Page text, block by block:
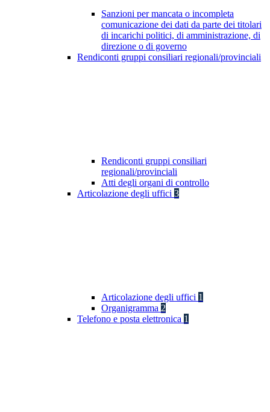
Sanzioni per mancata o incompleta
comunicazione dei dati da parte dei titolari
di incarichi politici, di amministrazione, di
direzione o di governo
Rendiconti gruppi consiliari regionali/provinciali
Rendiconti gruppi consiliari
regionali/provinciali
Atti degli organi di controllo
Articolazione degli uffici 3
Articolazione degli uffici 1
Organigramma 2
Telefono e posta elettronica 1